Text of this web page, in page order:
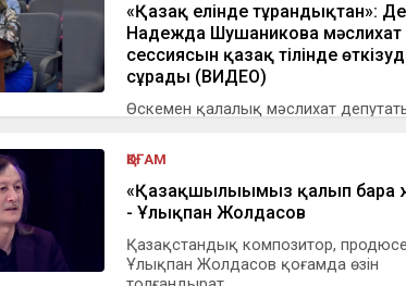
«Қазақ елінде тұрғандықтан»:
Надежда Шушаникова мәслихат
сессиясын қазақ тілінде
сұрады (ВИДЕО)
Өскемен қалалық мәслихат
ҚОҒАМ
«Қазақшылығымыз қалып бара
- Ұлықпан Жолдасов
Қазақстандық композитор,
Ұлықпан Жолдасов қоғамда өзін